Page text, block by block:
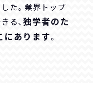
た。業界トップ
る、 独学者のた
にあります。